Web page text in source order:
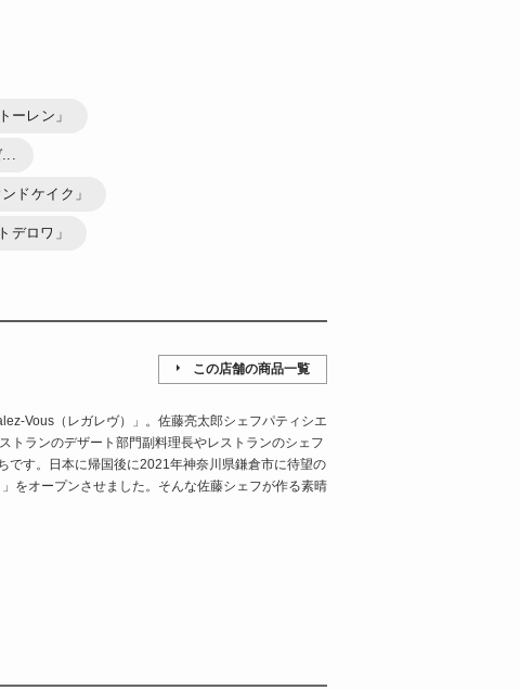
レン」
ドケイク」
デロワ」
この店舗の商品一覧
Vous（レガレヴ）」。佐藤亮太郎シェフパティシエ
トランのデザート部門副料理長やレストランのシェフ
です。日本に帰国後に2021年神奈川県鎌倉市に待望の
をオープンさせました。そんな佐藤シェフが作る素晴